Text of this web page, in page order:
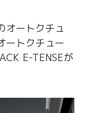
オートクチュ
ートクチュー
E-TENSEが